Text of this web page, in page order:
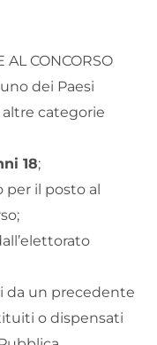
AL CONCORSO
dei Paesi
altre categorie
18;
per il posto al
da un precedente
o dispensati